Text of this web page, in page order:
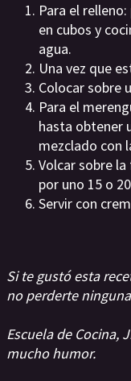
Para el
en cubos y
agua.
Una vez que
Colocar sobre
Para el
hasta obtener
mezclado con
Volcar sobre
por uno 15 o
Servir con
Si te gustó esta
no perderte
Escuela de Cocina,
mucho humor.